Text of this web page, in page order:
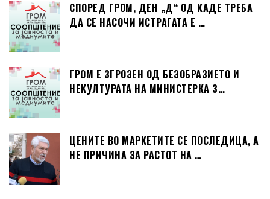
СПОРЕД ГРОМ, ДЕН „Д“ ОД КАДЕ ТРЕБА
ДА СЕ НАСОЧИ ИСТРАГАТА Е …
ГРОМ Е ЗГРОЗЕН ОД БЕЗОБРАЗИЕТО И
НЕКУЛТУРАТА НА МИНИСТЕРКА З…
ЦЕНИТЕ ВО МАРКЕТИТЕ СЕ ПОСЛЕДИЦА, А
НЕ ПРИЧИНА ЗА РАСТОТ НА …